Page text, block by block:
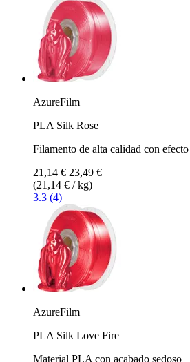
AzureFilm
PLA Silk Rose
Filamento de alta calidad con efecto
21,14 € 23,49 €
(21,14 € / kg)
3.3 (4)
AzureFilm
PLA Silk Love Fire
Material PLA con acabado sedoso